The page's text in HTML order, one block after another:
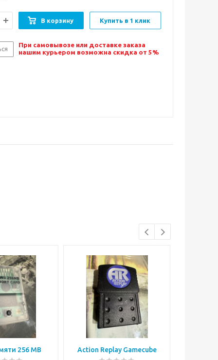
В корзину Купить в 1 клик
При самовывозе или доставке заказа
нашим курьером возможна скидка от 5%
256 MB Action Replay Gamecube